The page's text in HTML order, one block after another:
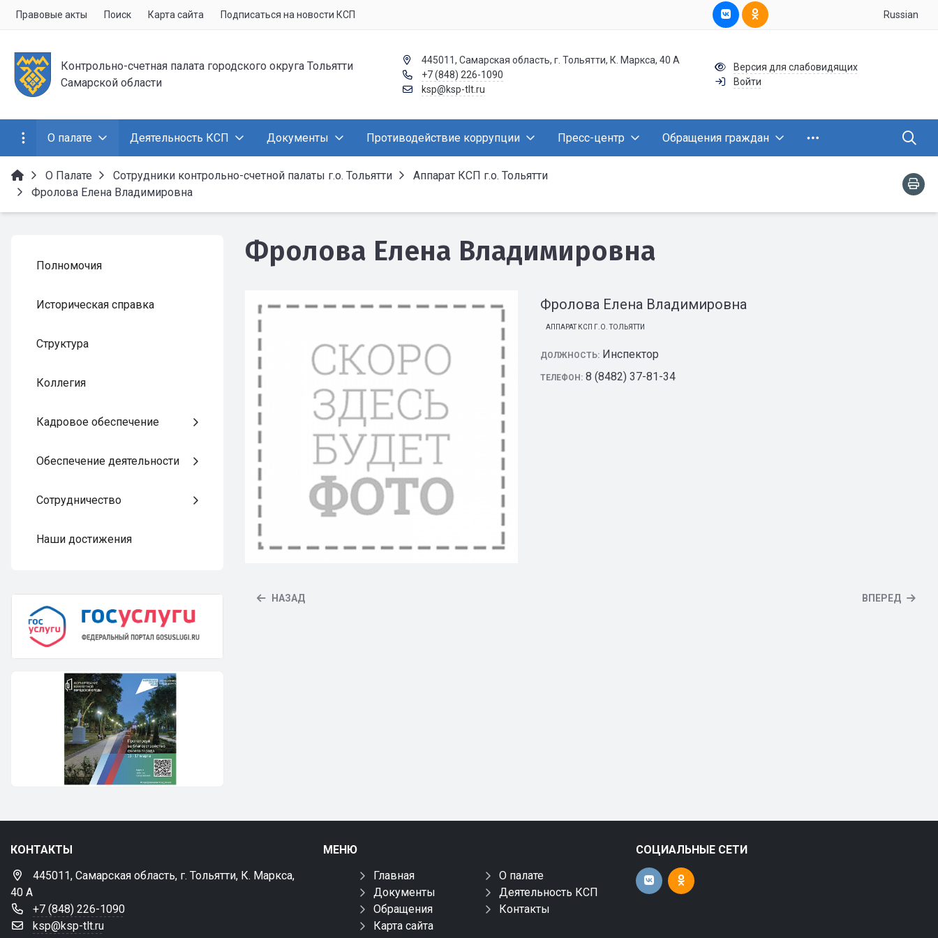
Правовые акты Поиск Карта сайта Подписаться на новости КСП Russian
Контрольно-счетная палата городского округа Тольятти
Самарской области
445011, Самарская область, г. Тольятти, К. Маркса, 40 А
+7 (848) 226-1090
ksp@ksp-tlt.ru
Версия для слабовидящих
Войти
О палате Деятельность КСП Документы Противодействие коррупции Пресс-центр Обращения граждан
О Палате Сотрудники контрольно-счетной палаты г.о. Тольятти
Аппарат КСП г.о. Тольятти
Фролова Елена Владимировна
Полномочия
Историческая справка
Структура
Коллегия
Кадровое обеспечение
Обеспечение деятельности
Сотрудничество
Наши достижения
Фролова Елена Владимировна
Фролова Елена Владимировна
АППАРАТ КСП Г.О. ТОЛЬЯТТИ
ДОЛЖНОСТЬ: Инспектор
ТЕЛЕФОН: 8 (8482) 37-81-34
НАЗАД ВПЕРЕД
КОНТАКТЫ
445011, Самарская область, г. Тольятти, К. Маркса,
40 А
+7 (848) 226-1090
ksp@ksp-tlt.ru
МЕНЮ
Главная
О палате
Документы
Деятельность КСП
Обращения
Контакты
Карта сайта
СОЦИАЛЬНЫЕ СЕТИ